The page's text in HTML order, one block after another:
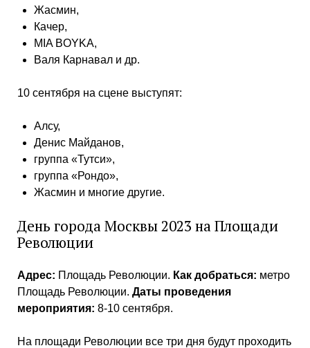
Жасмин,
Качер,
MIA BOYKA,
Валя Карнавал и др.
10 сентября на сцене выступят:
Алсу,
Денис Майданов,
группа «Тутси»,
группа «Рондо»,
Жасмин и многие другие.
День города Москвы 2023 на Площади
Революции
Адрес: Площадь Революции. Как добраться: метро
Площадь Революции. Даты проведения
мероприятия: 8-10 сентября.
На площади Революции все три дня будут проходить